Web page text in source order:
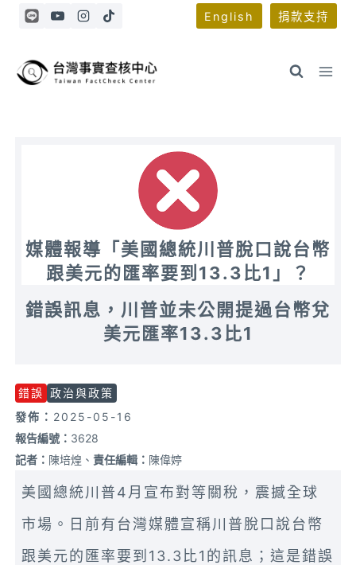
Skip
English 捐款支持
媒體報導「美國總統川普脫口說台幣
跟美元的匯率要到13.3比1」？
錯誤訊息，川普並未公開提過台幣兌
美元匯率13.3比1
錯誤 政治與政策
發佈： 2025-05-16
報告編號： 3628
記者： 陳培煌、責任編輯： 陳偉婷
美國總統川普4月宣布對等關稅，震撼全球
市場。日前有台灣媒體宣稱川普脫口說台幣
跟美元的匯率要到13.3比1的訊息；這是錯誤